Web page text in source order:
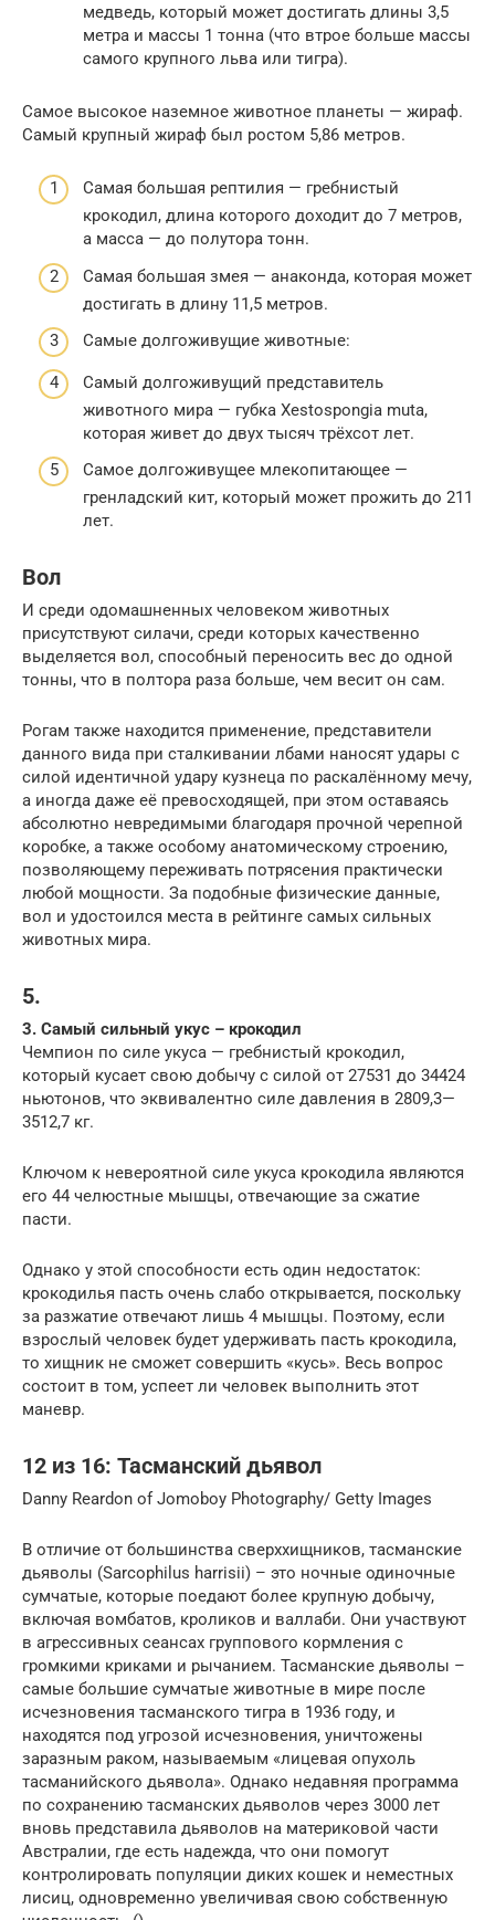
медведь, который может достигать длины 3,5
метра и массы 1 тонна (что втрое больше массы
самого крупного льва или тигра).
Самое высокое наземное животное планеты — жираф.
Самый крупный жираф был ростом 5,86 метров.
Самая большая рептилия — гребнистый
крокодил, длина которого доходит до 7 метров,
а масса — до полутора тонн.
Самая большая змея — анаконда, которая может
достигать в длину 11,5 метров.
Самые долгоживущие животные:
Самый долгоживущий представитель
животного мира — губка Xestospongia muta,
которая живет до двух тысяч трёхсот лет.
Самое долгоживущее млекопитающее —
гренладский кит, который может прожить до 211
лет.
Вол
И среди одомашненных человеком животных
присутствуют силачи, среди которых качественно
выделяется вол, способный переносить вес до одной
тонны, что в полтора раза больше, чем весит он сам.
Рогам также находится применение, представители
данного вида при сталкивании лбами наносят удары с
силой идентичной удару кузнеца по раскалённому мечу,
а иногда даже её превосходящей, при этом оставаясь
абсолютно невредимыми благодаря прочной черепной
коробке, а также особому анатомическому строению,
позволяющему переживать потрясения практически
любой мощности. За подобные физические данные,
вол и удостоился места в рейтинге самых сильных
животных мира.
5.
3. Самый сильный укус – крокодил
Чемпион по силе укуса — гребнистый крокодил,
который кусает свою добычу с силой от 27531 до 34424
ньютонов, что эквивалентно силе давления в 2809,3—
3512,7 кг.
Ключом к невероятной силе укуса крокодила являются
его 44 челюстные мышцы, отвечающие за сжатие
пасти.
Однако у этой способности есть один недостаток:
крокодилья пасть очень слабо открывается, поскольку
за разжатие отвечают лишь 4 мышцы. Поэтому, если
взрослый человек будет удерживать пасть крокодила,
то хищник не сможет совершить «кусь». Весь вопрос
состоит в том, успеет ли человек выполнить этот
маневр.
12 из 16: Тасманский дьявол
Danny Reardon of Jomoboy Photography/ Getty Images
В отличие от большинства сверххищников, тасманские
дьяволы (Sarcophilus harrisii) – это ночные одиночные
сумчатые, которые поедают более крупную добычу,
включая вомбатов, кроликов и валлаби. Они участвуют
в агрессивных сеансах группового кормления с
громкими криками и рычанием. Тасманские дьяволы –
самые большие сумчатые животные в мире после
исчезновения тасманского тигра в 1936 году, и
находятся под угрозой исчезновения, уничтожены
заразным раком, называемым «лицевая опухоль
тасманийского дьявола». Однако недавняя программа
по сохранению тасманских дьяволов через 3000 лет
вновь представила дьяволов на материковой части
Австралии, где есть надежда, что они помогут
контролировать популяции диких кошек и неместных
лисиц, одновременно увеличивая свою собственную